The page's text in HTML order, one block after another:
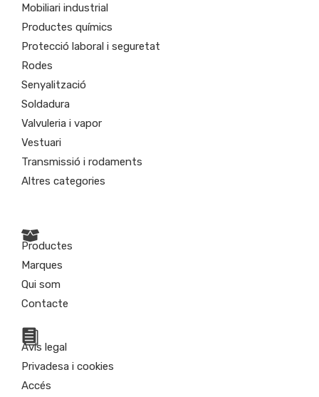
Mobiliari industrial
Productes químics
Protecció laboral i seguretat
Rodes
Senyalització
Soldadura
Valvuleria i vapor
Vestuari
Transmissió i rodaments
Altres categories
Productes
Marques
Qui som
Contacte
Avís legal
Privadesa i cookies
Accés